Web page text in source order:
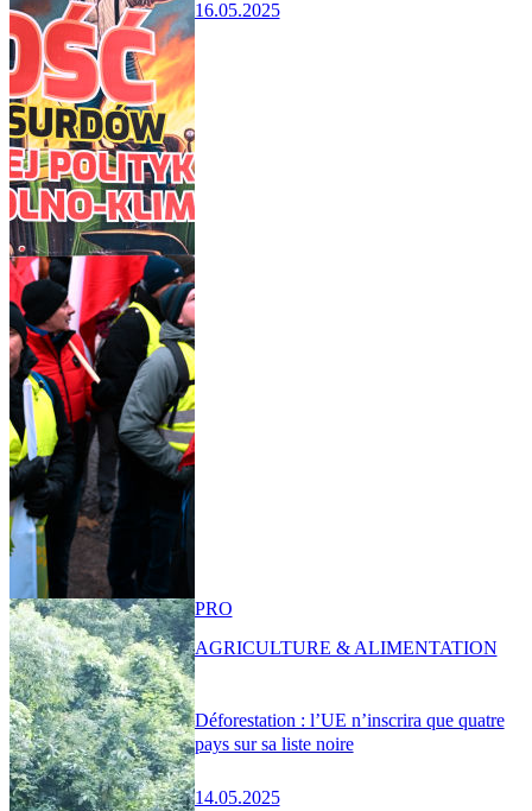
16.05.2025
Déforestation : l’UE n’inscrira que quatre
pays sur sa liste noire
14.05.2025
PRO
AGRICULTURE & ALIMENTATION